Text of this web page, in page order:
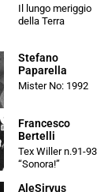
Il lungo meriggio
della Terra
Stefano
Paparella
Mister No: 1992
Francesco
Bertelli
Tex Willer n.91-93
“Sonora!”
AleSiryus